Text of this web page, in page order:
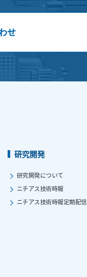
せ
研究開発
研究開発について
ニチアス技術時報
ニチアス技術時報定期配信